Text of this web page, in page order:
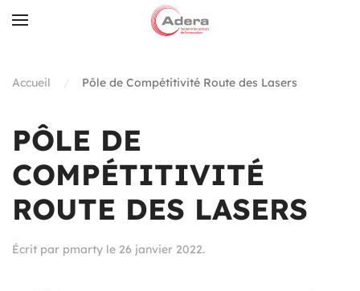
Skip to main content
Accueil Pôle de Compétitivité Route des Lasers
PÔLE DE
COMPÉTITIVITÉ
ROUTE DES LASERS
Écrit par pmarty le 26 janvier 2022.